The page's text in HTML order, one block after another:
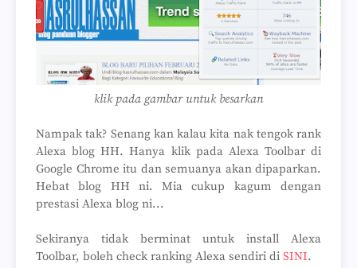
klik pada gambar untuk besarkan
Nampak tak? Senang kan kalau kita nak tengok rank
Alexa blog HH. Hanya klik pada Alexa Toolbar di
Google Chrome itu dan semuanya akan dipaparkan.
Hebat blog HH ni. Mia cukup kagum dengan
prestasi Alexa blog ni...
Sekiranya tidak berminat untuk install Alexa
Toolbar, boleh check ranking Alexa sendiri di SINI.